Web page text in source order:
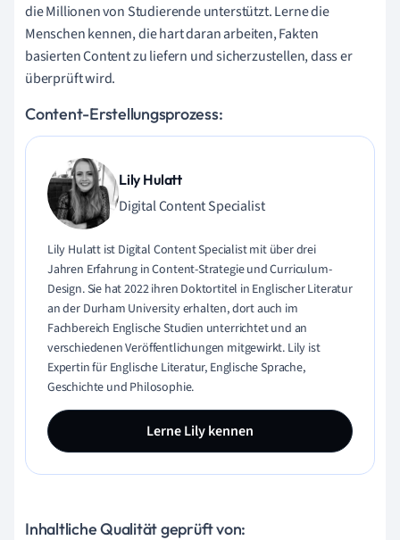
die Millionen von Studierende unterstützt. Lerne die
Menschen kennen, die hart daran arbeiten, Fakten
basierten Content zu liefern und sicherzustellen, dass er
überprüft wird.
Content-Erstellungsprozess:
Lily Hulatt
Digital Content Specialist
Lily Hulatt ist Digital Content Specialist mit über drei
Jahren Erfahrung in Content-Strategie und Curriculum-
Design. Sie hat 2022 ihren Doktortitel in Englischer Literatur
an der Durham University erhalten, dort auch im
Fachbereich Englische Studien unterrichtet und an
verschiedenen Veröffentlichungen mitgewirkt. Lily ist
Expertin für Englische Literatur, Englische Sprache,
Geschichte und Philosophie.
Lerne Lily kennen
Inhaltliche Qualität geprüft von: